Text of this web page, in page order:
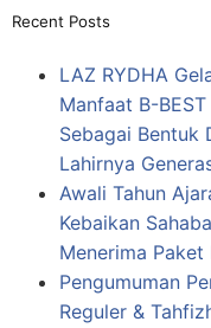
Recent Posts
LAZ RYDHA
Manfaat B-
Sebagai Bentuk
Lahirnya
Awali Tahun
Kebaikan
Menerima Paket
Pengumuman
Reguler &